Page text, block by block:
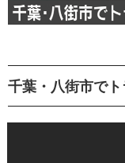
千葉・八街市で